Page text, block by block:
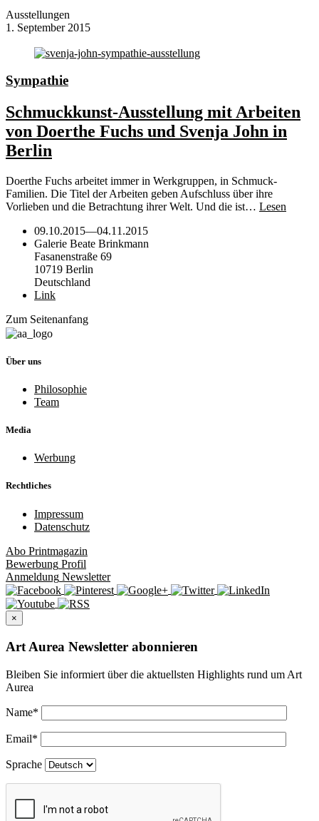
Ausstellungen
1. September 2015
Sympathie
Schmuckkunst-Ausstellung mit Arbeiten
von Doerthe Fuchs und Svenja John in
Berlin
Doerthe Fuchs arbeitet immer in Werkgruppen, in Schmuck-
Familien. Die Titel der Arbeiten geben Aufschluss über ihre
Vorlieben und die Betrachtung ihrer Welt. Und die ist… Lesen
09.10.2015—04.11.2015
Galerie Beate Brinkmann
Fasanenstraße 69
10719 Berlin
Deutschland
Link
Zum Seitenanfang
Über uns
Philosophie
Team
Media
Werbung
Rechtliches
Impressum
Datenschutz
Abo Printmagazin
Bewerbung Profil
Anmeldung Newsletter
×
Art Aurea Newsletter abonnieren
Bleiben Sie informiert über die aktuellsten Highlights rund um Art
Aurea
Name*
Email*
Sprache